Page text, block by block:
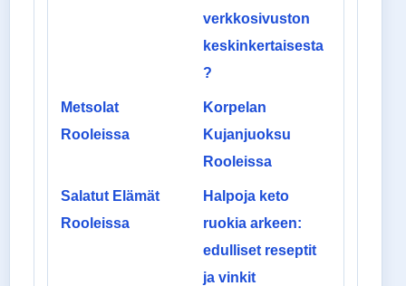
verkkosivuston
keskinkertaisesta
?
Metsolat
Rooleissa
Korpelan
Kujanjuoksu
Rooleissa
Salatut Elämät
Rooleissa
Halpoja keto
ruokia arkeen:
edulliset reseptit
ja vinkit